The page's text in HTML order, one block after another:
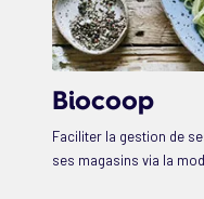
Biocoop
Faciliter la gestion de
ses magasins via la